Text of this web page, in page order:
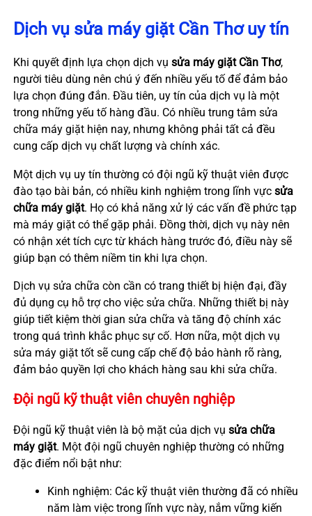
Dịch vụ sửa máy giặt Cần Thơ uy tín
Khi quyết định lựa chọn dịch vụ sửa máy giặt Cần Thơ,
người tiêu dùng nên chú ý đến nhiều yếu tố để đảm bảo
lựa chọn đúng đắn. Đầu tiên, uy tín của dịch vụ là một
trong những yếu tố hàng đầu. Có nhiều trung tâm sửa
chữa máy giặt hiện nay, nhưng không phải tất cả đều
cung cấp dịch vụ chất lượng và chính xác.
Một dịch vụ uy tín thường có đội ngũ kỹ thuật viên được
đào tạo bài bản, có nhiều kinh nghiệm trong lĩnh vực sửa
chữa máy giặt. Họ có khả năng xử lý các vấn đề phức tạp
mà máy giặt có thể gặp phải. Đồng thời, dịch vụ này nên
có nhận xét tích cực từ khách hàng trước đó, điều này sẽ
giúp bạn có thêm niềm tin khi lựa chọn.
Dịch vụ sửa chữa còn cần có trang thiết bị hiện đại, đầy
đủ dụng cụ hỗ trợ cho việc sửa chữa. Những thiết bị này
giúp tiết kiệm thời gian sửa chữa và tăng độ chính xác
trong quá trình khắc phục sự cố. Hơn nữa, một dịch vụ
sửa máy giặt tốt sẽ cung cấp chế độ bảo hành rõ ràng,
đảm bảo quyền lợi cho khách hàng sau khi sửa chữa.
Đội ngũ kỹ thuật viên chuyên nghiệp
Đội ngũ kỹ thuật viên là bộ mặt của dịch vụ sửa chữa
máy giặt. Một đội ngũ chuyên nghiệp thường có những
đặc điểm nổi bật như:
Kinh nghiệm: Các kỹ thuật viên thường đã có nhiều
năm làm việc trong lĩnh vực này, nắm vững kiến